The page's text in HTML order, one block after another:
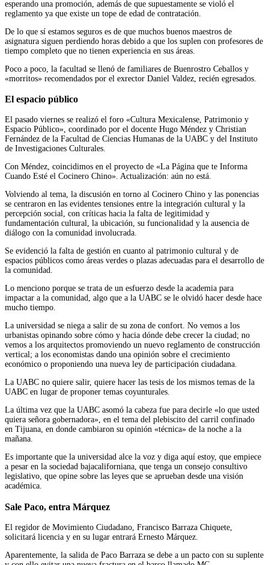
esperando una promoción, además de que supuestamente se violó el
reglamento ya que existe un tope de edad de contratación.
De lo que sí estamos seguros es de que muchos buenos maestros de
asignatura siguen perdiendo horas debido a que los suplen con profesores de
tiempo completo que no tienen experiencia en sus áreas.
Poco a poco, la facultad se llenó de familiares de Buenrostro Ceballos y
«morritos» recomendados por el exrector Daniel Valdez, recién egresados.
El espacio público
El pasado viernes se realizó el foro «Cultura Mexicalense, Patrimonio y
Espacio Público», coordinado por el docente Hugo Méndez y Christian
Fernández de la Facultad de Ciencias Humanas de la UABC y del Instituto
de Investigaciones Culturales.
Con Méndez, coincidimos en el proyecto de «La Página que te Informa
Cuando Esté el Cocinero Chino». Actualización: aún no está.
Volviendo al tema, la discusión en torno al Cocinero Chino y las ponencias
se centraron en las evidentes tensiones entre la integración cultural y la
percepción social, con críticas hacia la falta de legitimidad y
fundamentación cultural, la ubicación, su funcionalidad y la ausencia de
diálogo con la comunidad involucrada.
Se evidenció la falta de gestión en cuanto al patrimonio cultural y de
espacios públicos como áreas verdes o plazas adecuadas para el desarrollo de
la comunidad.
Lo menciono porque se trata de un esfuerzo desde la academia para
impactar a la comunidad, algo que a la UABC se le olvidó hacer desde hace
mucho tiempo.
La universidad se niega a salir de su zona de confort. No vemos a los
urbanistas opinando sobre cómo y hacia dónde debe crecer la ciudad; no
vemos a los arquitectos promoviendo un nuevo reglamento de construcción
vertical; a los economistas dando una opinión sobre el crecimiento
económico o proponiendo una nueva ley de participación ciudadana.
La UABC no quiere salir, quiere hacer las tesis de los mismos temas de la
UABC en lugar de proponer temas coyunturales.
La última vez que la UABC asomó la cabeza fue para decirle «lo que usted
quiera señora gobernadora», en el tema del plebiscito del carril confinado
en Tijuana, en donde cambiaron su opinión «técnica» de la noche a la
mañana.
Es importante que la universidad alce la voz y diga aquí estoy, que empiece
a pesar en la sociedad bajacaliforniana, que tenga un consejo consultivo
legislativo, que opine sobre las leyes que se aprueban desde una visión
académica.
Sale Paco, entra Márquez
El regidor de Movimiento Ciudadano, Francisco Barraza Chiquete,
solicitará licencia y en su lugar entrará Ernesto Márquez.
Aparentemente, la salida de Paco Barraza se debe a un pacto con su suplente